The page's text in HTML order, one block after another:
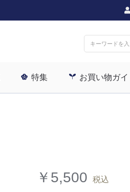
特集 お買い物ガイ
￥5,500 税込